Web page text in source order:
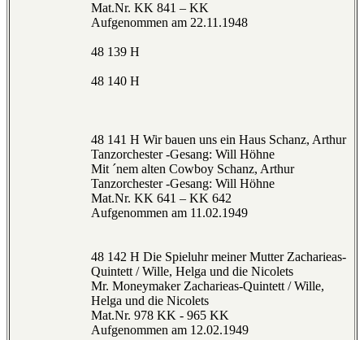
Mat.Nr. KK 841 – KK
Aufgenommen am 22.11.1948
48 139 H
48 140 H
48 141 H Wir bauen uns ein Haus Schanz, Arthur
Tanzorchester -Gesang: Will Höhne
Mit ´nem alten Cowboy Schanz, Arthur
Tanzorchester -Gesang: Will Höhne
Mat.Nr. KK 641 – KK 642
Aufgenommen am 11.02.1949
48 142 H Die Spieluhr meiner Mutter Zacharieas-
Quintett / Wille, Helga und die Nicolets
Mr. Moneymaker Zacharieas-Quintett / Wille,
Helga und die Nicolets
Mat.Nr. 978 KK - 965 KK
Aufgenommen am 12.02.1949